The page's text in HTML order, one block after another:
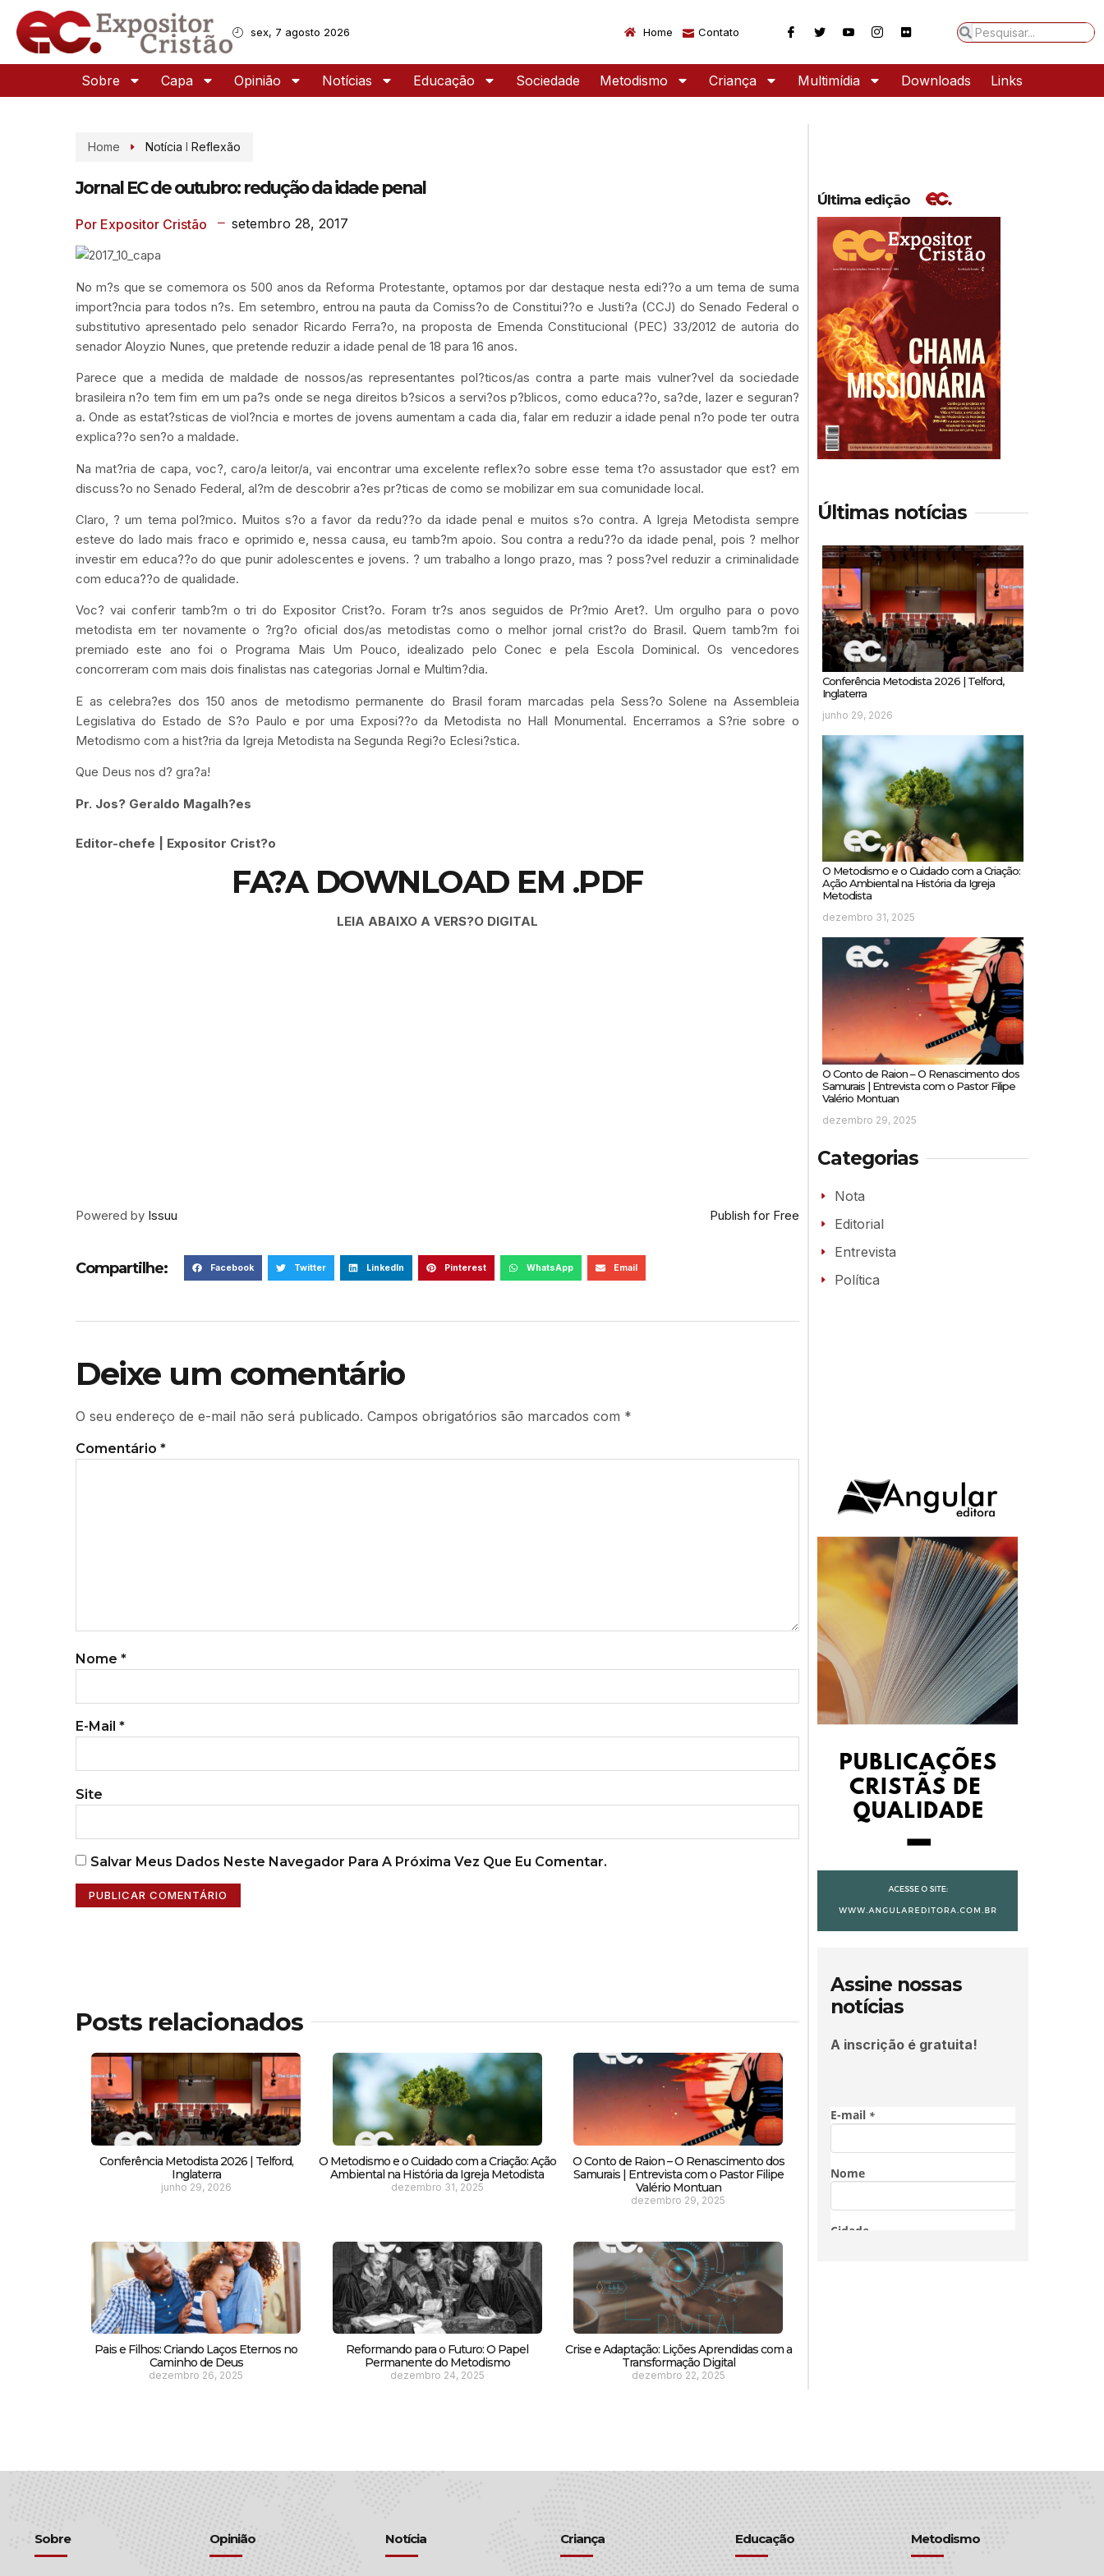
sex, 7 agosto 2026 Home Contato
Sobre Capa Opinião Notícias Educação Sociedade Metodismo Criança Multimídia Downloads Links
Home Notícia Reflexão
Jornal EC de outubro: redução da idade penal
Por Expositor Cristão setembro 28, 2017
No m?s que se comemora os 500 anos da Reforma Protestante, optamos por dar destaque nesta edi??o a um tema de suma
import?ncia para todos n?s. Em setembro, entrou na pauta da Comiss?o de Constitui??o e Justi?a (CCJ) do Senado Federal o
substitutivo apresentado pelo senador Ricardo Ferra?o, na proposta de Emenda Constitucional (PEC) 33/2012 de autoria do
senador Aloyzio Nunes, que pretende reduzir a idade penal de 18 para 16 anos.
Parece que a medida de maldade de nossos/as representantes pol?ticos/as contra a parte mais vulner?vel da sociedade
brasileira n?o tem fim em um pa?s onde se nega direitos b?sicos a servi?os p?blicos, como educa??o, sa?de, lazer e seguran?
a. Onde as estat?sticas de viol?ncia e mortes de jovens aumentam a cada dia, falar em reduzir a idade penal n?o pode ter outra
explica??o sen?o a maldade.
Na mat?ria de capa, voc?, caro/a leitor/a, vai encontrar uma excelente reflex?o sobre esse tema t?o assustador que est? em
discuss?o no Senado Federal, al?m de descobrir a?es pr?ticas de como se mobilizar em sua comunidade local.
Claro, ? um tema pol?mico. Muitos s?o a favor da redu??o da idade penal e muitos s?o contra. A Igreja Metodista sempre
esteve do lado mais fraco e oprimido e, nessa causa, eu tamb?m apoio. Sou contra a redu??o da idade penal, pois ? melhor
investir em educa??o do que punir adolescentes e jovens. ? um trabalho a longo prazo, mas ? poss?vel reduzir a criminalidade
com educa??o de qualidade.
Voc? vai conferir tamb?m o tri do Expositor Crist?o. Foram tr?s anos seguidos de Pr?mio Aret?. Um orgulho para o povo
metodista em ter novamente o ?rg?o oficial dos/as metodistas como o melhor jornal crist?o do Brasil. Quem tamb?m foi
premiado este ano foi o Programa Mais Um Pouco, idealizado pelo Conec e pela Escola Dominical. Os vencedores
concorreram com mais dois finalistas nas categorias Jornal e Multim?dia.
E as celebra?es dos 150 anos de metodismo permanente do Brasil foram marcadas pela Sess?o Solene na Assembleia
Legislativa do Estado de S?o Paulo e por uma Exposi??o da Metodista no Hall Monumental. Encerramos a S?rie sobre o
Metodismo com a hist?ria da Igreja Metodista na Segunda Regi?o Eclesi?stica.
Que Deus nos d? gra?a!
Pr. Jos? Geraldo Magalh?es
Editor-chefe | Expositor Crist?o
FA?A DOWNLOAD EM .PDF
LEIA ABAIXO A VERS?O DIGITAL
Powered by Issuu Publish for Free
Compartilhe: Facebook Twitter LinkedIn Pinterest WhatsApp Email
Deixe um comentário
O seu endereço de e-mail não será publicado. Campos obrigatórios são marcados com *
Comentário *
Nome *
E-Mail *
Site
Salvar Meus Dados Neste Navegador Para A Próxima Vez Que Eu Comentar.
Posts relacionados
Conferência Metodista 2026 | Telford,
Inglaterra
junho 29, 2026
O Metodismo e o Cuidado com a Criação: Ação
Ambiental na História da Igreja Metodista
dezembro 31, 2025
O Conto de Raion – O Renascimento dos
Samurais | Entrevista com o Pastor Filipe
Valério Montuan
dezembro 29, 2025
Pais e Filhos: Criando Laços Eternos no
Caminho de Deus
dezembro 26, 2025
Reformando para o Futuro: O Papel
Permanente do Metodismo
dezembro 24, 2025
Crise e Adaptação: Lições Aprendidas com a
Transformação Digital
dezembro 22, 2025
Última edição
Últimas notícias
Conferência Metodista 2026 | Telford,
Inglaterra
junho 29, 2026
O Metodismo e o Cuidado com a Criação:
Ação Ambiental na História da Igreja
Metodista
dezembro 31, 2025
O Conto de Raion – O Renascimento dos
Samurais | Entrevista com o Pastor Filipe
Valério Montuan
dezembro 29, 2025
Categorias
Nota
Editorial
Entrevista
Política
Assine nossas
notícias
A inscrição é gratuita!
Sobre Opinião Notícia Criança Educação Metodismo